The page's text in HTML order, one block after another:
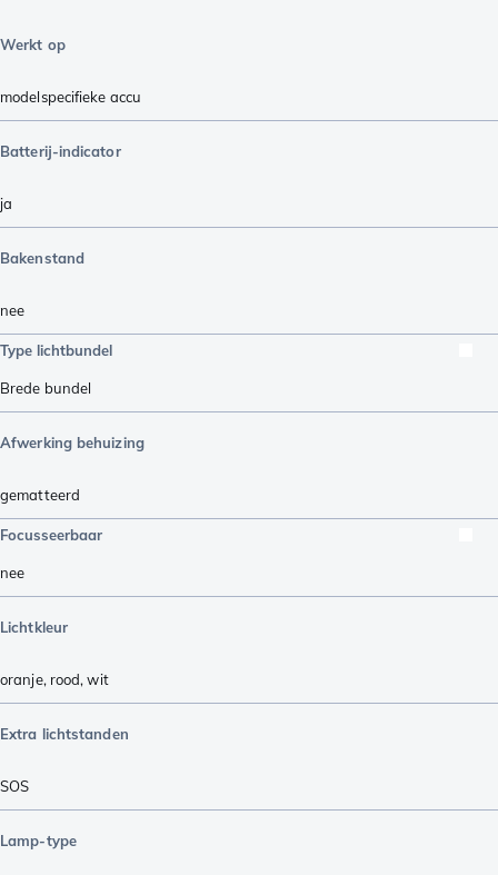
Werkt op
modelspecifieke accu
Batterij-indicator
ja
Bakenstand
nee
Type lichtbundel
Brede bundel
Afwerking behuizing
gematteerd
Focusseerbaar
nee
Lichtkleur
oranje, rood,wit
Extra lichtstanden
SOS
Lamp-type